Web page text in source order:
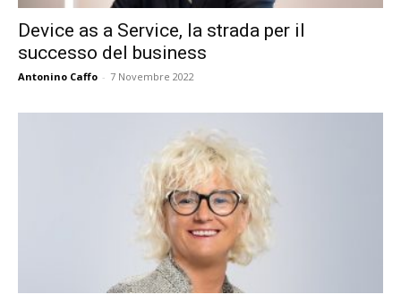
Device as a Service, la strada per il
successo del business
Antonino Caffo - 7 Novembre 2022